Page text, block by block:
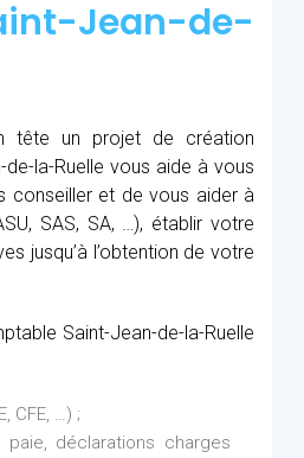
Jean-de-
tête un projet de création
la-Ruelle vous aide à vous
conseiller et de vous aider à
SAS, SA, …), établir votre
jusqu’à l’obtention de votre
Saint-Jean-de-la-Ruelle
CFE, …) ;
déclarations charges